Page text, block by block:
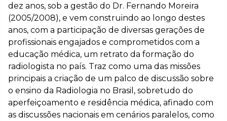
dez anos, sob a gestão do Dr. Fernando Moreira
(2005/2008), e vem construindo ao longo destes
anos, com a participação de diversas gerações de
profissionais engajados e comprometidos com a
educação médica, um retrato da formação do
radiologista no país. Traz como uma das missões
principais a criação de um palco de discussão sobre
o ensino da Radiologia no Brasil, sobretudo do
aperfeiçoamento e residência médica, afinado com
as discussões nacionais em cenários paralelos, como